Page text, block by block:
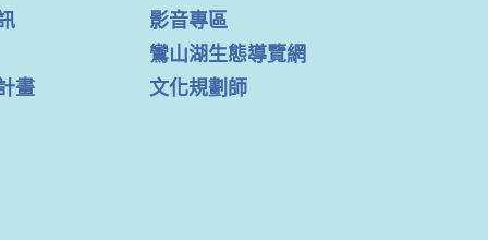
畫
影音專區
鸞山湖生態導覽網
文化規劃師